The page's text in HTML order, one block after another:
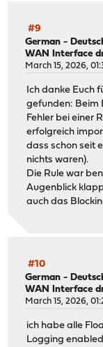
#9
German -
WAN Interface
March 15, 2026,
Ich danke Euch
gefunden: Beim
Fehler bei einer
erfolgreich
dass schon seit
nichts waren).
Die Rule war
Augenblick
auch das
#10
German -
WAN Interface
March 15, 2026,
ich habe alle
Logging